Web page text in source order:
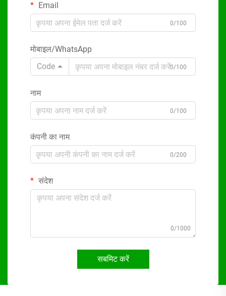
Email
0/100
मोबाइल/WhatsApp
Code
0/100
नाम
0/100
कंपनी का नाम
0/200
संदेश
0/1000
सबमिट करें